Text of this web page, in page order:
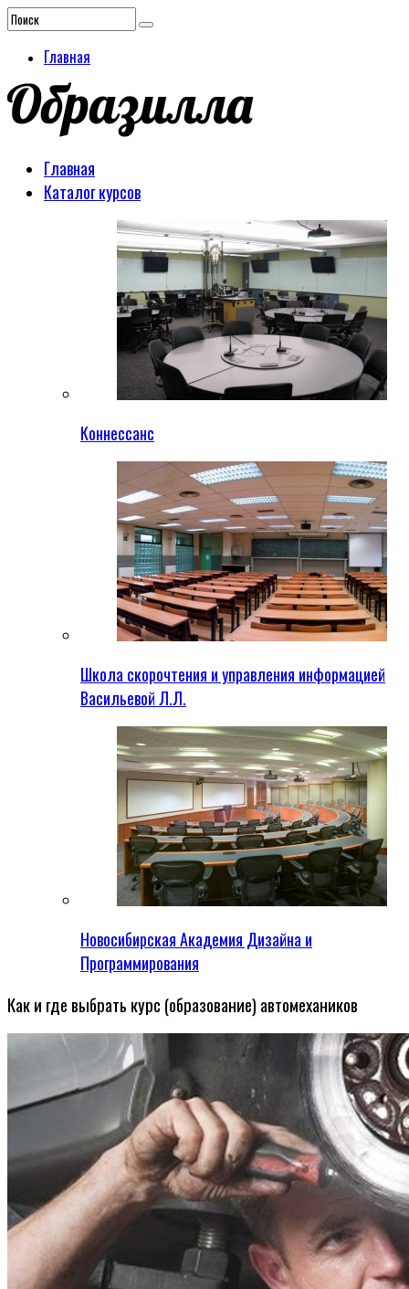
Главная
Главная
Каталог курсов
Коннессанс
Школа скорочтения и управления информацией
Васильевой Л.Л.
Новосибирская Академия Дизайна и
Программирования
Как и где выбрать курс (образование) автомехаников